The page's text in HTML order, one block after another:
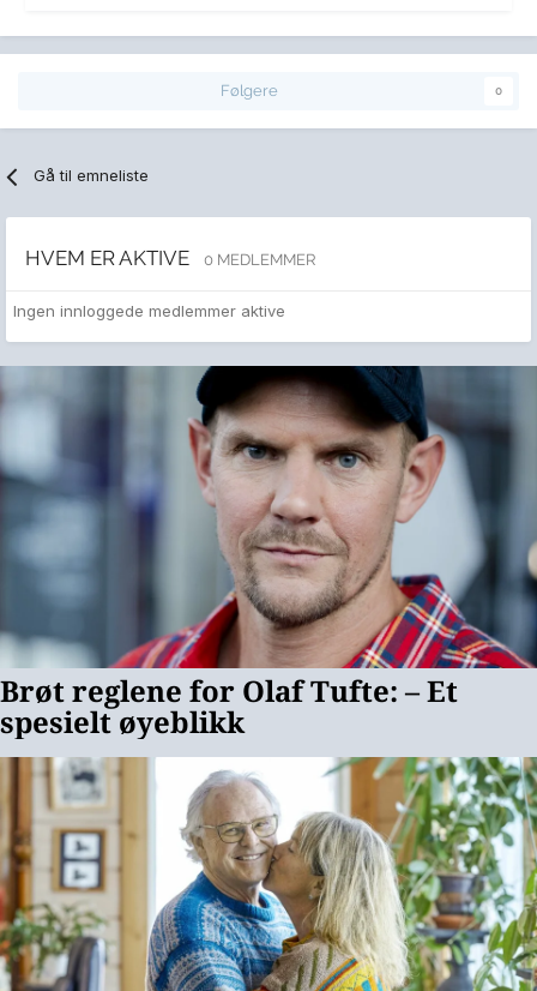
Følgere 0
Gå til emneliste
HVEM ER AKTIVE 0 MEDLEMMER
Ingen innloggede medlemmer aktive